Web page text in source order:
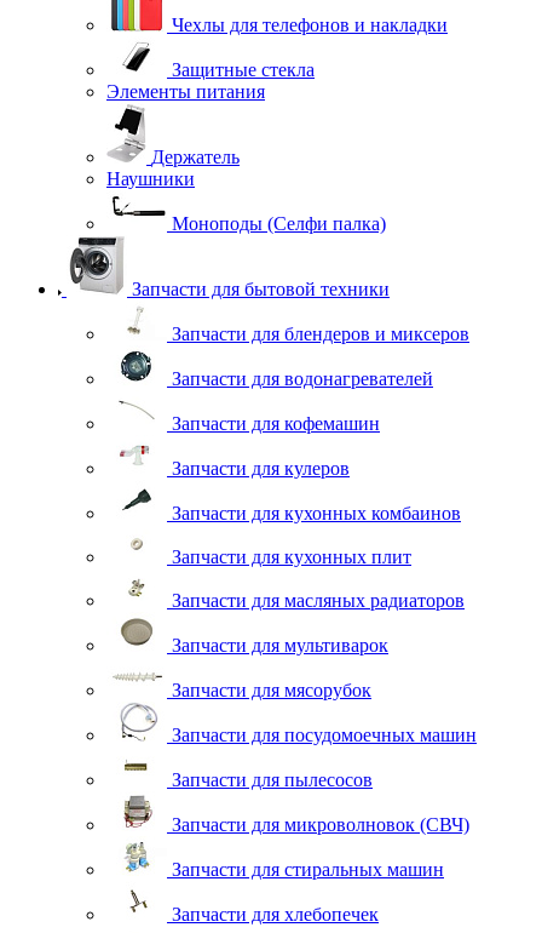
Чехлы для телефонов и накладки
Защитные стекла
Элементы питания
Держатель
Наушники
Моноподы (Селфи палка)
Запчасти для бытовой техники
Запчасти для блендеров и миксеров
Запчасти для водонагревателей
Запчасти для кофемашин
Запчасти для кулеров
Запчасти для кухонных комбаинов
Запчасти для кухонных плит
Запчасти для масляных радиаторов
Запчасти для мультиварок
Запчасти для мясорубок
Запчасти для посудомоечных машин
Запчасти для пылесосов
Запчасти для микроволновок (СВЧ)
Запчасти для стиральных машин
Запчасти для хлебопечек